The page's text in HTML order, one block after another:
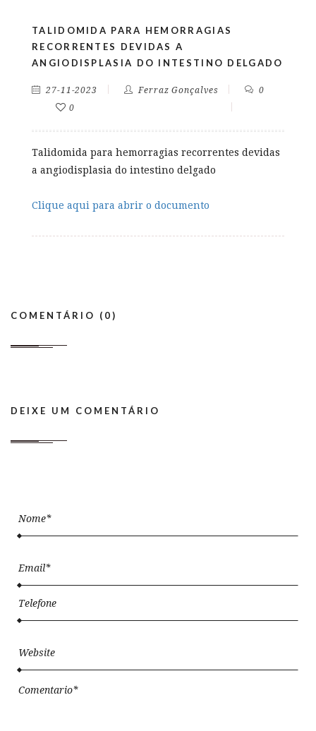
TALIDOMIDA PARA HEMORRAGIAS
RECORRENTES DEVIDAS A
ANGIODISPLASIA DO INTESTINO DELGADO
27-11-2023 Ferraz Gonçalves
0
0
Talidomida para hemorragias recorrentes devidas
a angiodisplasia do intestino delgado
Clique aqui para abrir o documento
COMENTÁRIO (0)
DEIXE UM COMENTÁRIO